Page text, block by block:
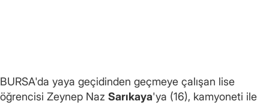
BURSA'da yaya geçidinden geçmeye çalışan lise
öğrencisi Zeynep Naz Sarıkaya'ya (16), kamyoneti ile